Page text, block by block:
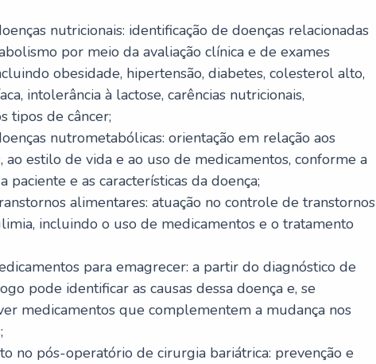
nutricionais: identificação de doenças relacionadas
por meio da avaliação clínica e de exames
obesidade, hipertensão, diabetes, colesterol alto,
intolerância à lactose, carências nutricionais,
tipos de câncer;
nutrometabólicas: orientação em relação aos
ao estilo de vida e ao uso de medicamentos, conforme a
paciente e as características da doença;
alimentares: atuação no controle de transtornos
incluindo o uso de medicamentos e o tratamento
para emagrecer: a partir do diagnóstico de
pode identificar as causas dessa doença e, se
medicamentos que complementem a mudança nos
no pós-operatório de cirurgia bariátrica: prevenção e